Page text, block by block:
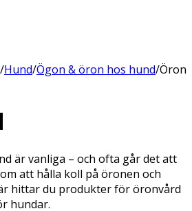
/Hund/Ögon & öron hos hund/Öron
är vanliga – och ofta går det att
att hålla koll på öronen och
hittar du produkter för öronvård
hundar.